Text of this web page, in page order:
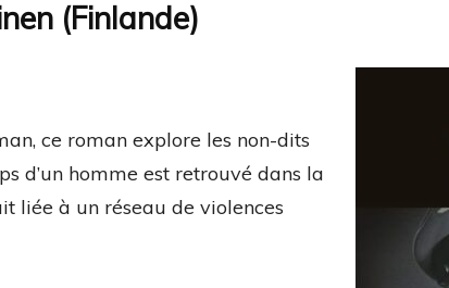
(Finlande)
ce roman explore les non-dits
d’un homme est retrouvé dans la
liée à un réseau de violences